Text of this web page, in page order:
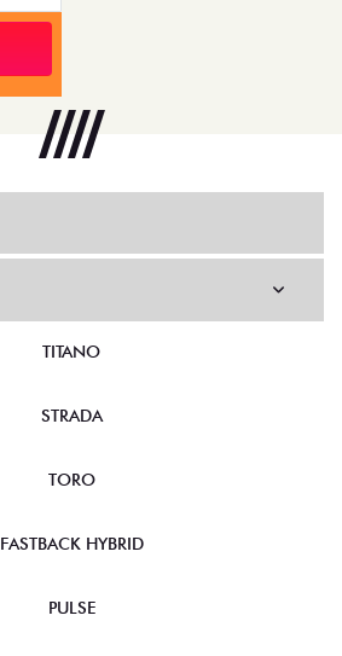
TITANO
STRADA
TORO
FASTBACK HYBRID
PULSE